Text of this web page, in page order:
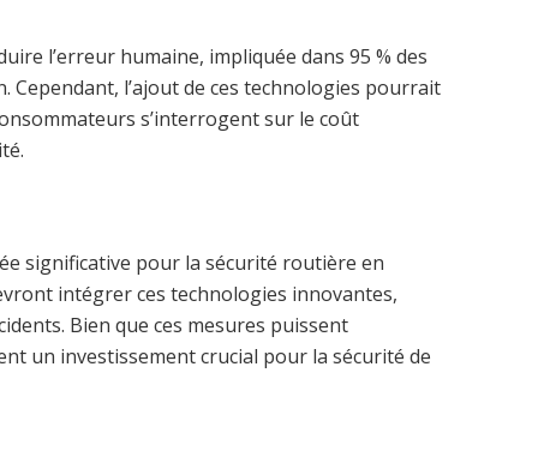
l’erreur humaine, impliquée dans 95 % des
l’ajout de ces technologies pourrait
s’interrogent sur le coût
significative pour la sécurité routière en
intégrer ces technologies innovantes,
Bien que ces mesures puissent
un investissement crucial pour la sécurité de